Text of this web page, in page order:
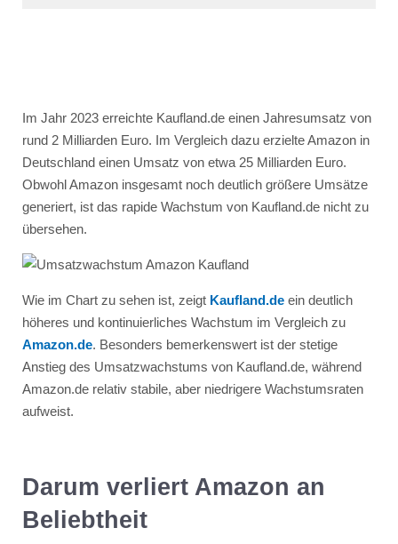
Im Jahr 2023 erreichte Kaufland.de einen Jahresumsatz von
rund 2 Milliarden Euro. Im Vergleich dazu erzielte Amazon in
Deutschland einen Umsatz von etwa 25 Milliarden Euro.
Obwohl Amazon insgesamt noch deutlich größere Umsätze
generiert, ist das rapide Wachstum von Kaufland.de nicht zu
übersehen.
Wie im Chart zu sehen ist, zeigt Kaufland.deein deutlich
höheres und kontinuierliches Wachstum im Vergleich zu
Amazon.de. Besonders bemerkenswert ist der stetige
Anstieg des Umsatzwachstums von Kaufland.de, während
Amazon.de relativ stabile, aber niedrigere Wachstumsraten
aufweist.
Darum verliert Amazon an
Beliebtheit